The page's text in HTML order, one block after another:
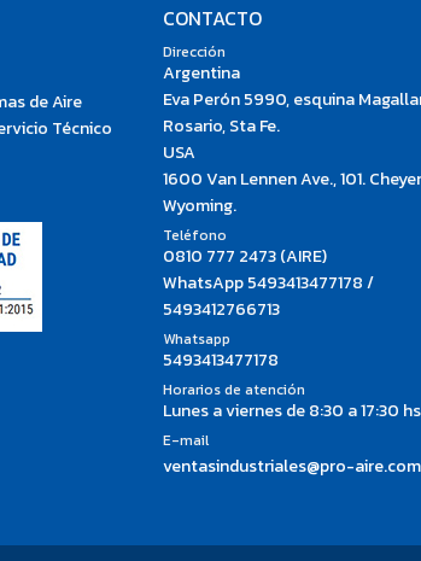
de Aire
Técnico
CONTACTO
Dirección
Argentina
Eva Perón 5990, esquina
Rosario, Sta Fe.
USA
1600 Van Lennen Ave., 101.
Wyoming.
Teléfono
0810 777 2473 (AIRE)
WhatsApp 5493413477178 /
5493412766713
Whatsapp
5493413477178
Horarios de atención
Lunes a viernes de 8:30 a 17:30
E-mail
ventasindustriales@pro-